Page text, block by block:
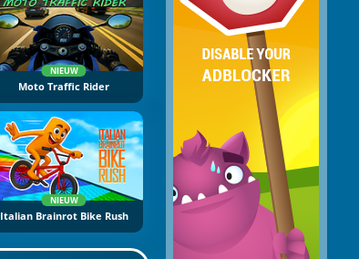
NIEUW
Moto Traffic Rider
NIEUW
Italian Brainrot Bike Rush